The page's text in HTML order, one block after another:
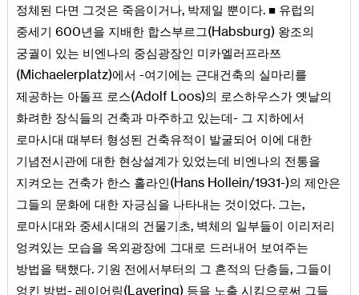
정체된 다면 그것은 죽음이거나, 박제일 뿐이다. ■ 유럽의
중세기 600년을 지배한 합스부르그(Habsburg) 왕조의
궁궐이 있는 비엔나의 중심광장인 미카엘러프라쯔
(Michaelerplatz)에서 -여기에는 근대건축의 실마리를
제공하는 아돌프 로스(Adolf Loos)의 로스하우스가 옛날의
화려한 장식들의 건축과 마주하고 있는데- 그 지하에서
로마시대 때부터 형성된 건축유적이 발굴되어 이에 대한
기념전시관에 대한 현상설계가 있었는데 비엔나의 전통을
지켜오는 건축가 한스 홀라인(Hans Hollein/1931-)의 제안은
그들의 문화에 대한 자긍심을 나타내는 것이었다. 그는,
로마시대와 중세시대의 건물기초, 벽체의 일부들이 이리저리
엉켜있는 모습을 옥외광장에 그대로 드러내어 보여주는
방법을 택했다. 기원 전에서부터의 그 흔적의 단층들, 그들이
엉킨 방법- 레이어링(Layering) 등을 노출 시킴으로써 그들